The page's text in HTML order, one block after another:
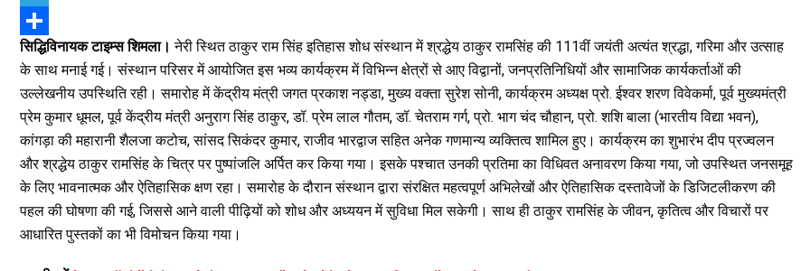
e
b
o
k
t
t
r
h
a
t
A
p
p
T
e
l
g
r
a
S
h
r
e
सिद्धिविनायक टाइम्स शिमला।नेरी स्थित ठाकुर राम सिंह इतिहास शोध संस्थान में श्रद्धेय ठाकुर रामसिंह की 111वीं जयंती अत्यंत श्रद्धा, गरिमा और उत्साह
के साथ मनाई गई। संस्थान परिसर में आयोजित इस भव्य कार्यक्रम में विभिन्न क्षेत्रों से आए विद्वानों, जनप्रतिनिधियों और सामाजिक कार्यकर्ताओं की
उल्लेखनीय उपस्थिति रही। समारोह में केंद्रीय मंत्री जगत प्रकाश नड्डा, मुख्य वक्ता सुरेश सोनी, कार्यक्रम अध्यक्ष प्रो. ईश्वर शरण विवेकर्मा, पूर्व मुख्यमंत्री
प्रेम कुमार धूमल, पूर्व केंद्रीय मंत्री अनुराग सिंह ठाकुर, डॉ. प्रेम लाल गौतम, डॉ. चेतराम गर्ग, प्रो. भाग चंद चौहान, प्रो. शशि बाला (भारतीय विद्या भवन),
कांगड़ा की महारानी शैलजा कटोच, सांसद सिकंदर कुमार, राजीव भारद्वाज सहित अनेक गणमान्य व्यक्तित्व शामिल हुए। कार्यक्रम का शुभारंभ दीप प्रज्वलन
और श्रद्धेय ठाकुर रामसिंह के चित्र पर पुष्पांजलि अर्पित कर किया गया। इसके पश्चात उनकी प्रतिमा का विधिवत अनावरण किया गया, जो उपस्थित जनसमूह
के लिए भावनात्मक और ऐतिहासिक क्षण रहा। समारोह के दौरान संस्थान द्वारा संरक्षित महत्वपूर्ण अभिलेखों और ऐतिहासिक दस्तावेजों के डिजिटलीकरण की
पहल की घोषणा की गई, जिससे आने वाली पीढ़ियों को शोध और अध्ययन में सुविधा मिल सकेगी। साथ ही ठाकुर रामसिंह के जीवन, कृतित्व और विचारों पर
आधारित पुस्तकों का भी विमोचन किया गया।